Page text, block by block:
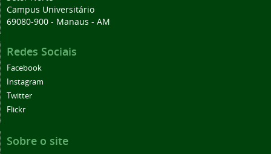
Campus Universitário
69080-900 - Manaus - AM
Redes Sociais
Facebook
Instagram
Twitter
Flickr
Sobre o site